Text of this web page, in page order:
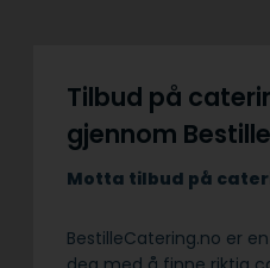
Tilbud på
gjennom
Motta tilbud på
BestilleCatering.no er